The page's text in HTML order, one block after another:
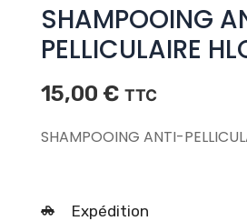
SHAMPOOING
PELLICULAIRE
15,00 € TTC
SHAMPOOING ANTI-
Expédition